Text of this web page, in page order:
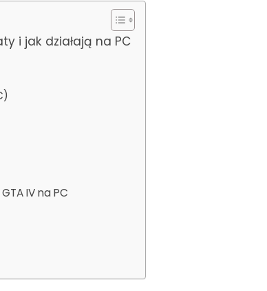
i jak działają na PC
IV na PC